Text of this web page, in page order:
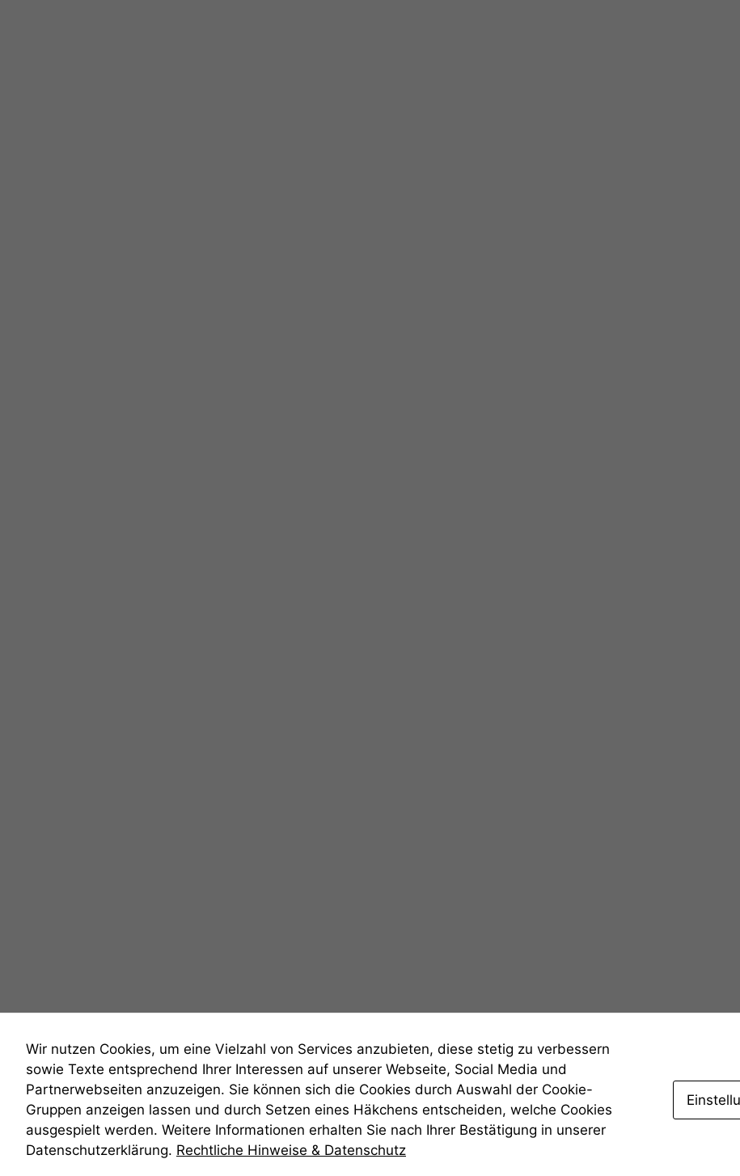
anmelden
Wir nutzen Cookies, um eine Vielzahl von Services anzubieten, diese stetig zu verbessern
sowie Texte entsprechend Ihrer Interessen auf unserer Webseite, Social Media und
Partnerwebseiten anzuzeigen. Sie können sich die Cookies durch Auswahl der Cookie-
Gruppen anzeigen lassen und durch Setzen eines Häkchens entscheiden, welche Cookies
ausgespielt werden. Weitere Informationen erhalten Sie nach Ihrer Bestätigung in unserer
Datenschutzerklärung. Rechtliche Hinweise & Datenschutz
Funktionalität
dieser Website
sind optional.
Wenn Sie